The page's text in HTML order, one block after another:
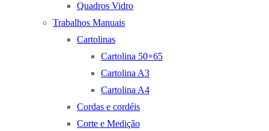
Quadros Vidro
Trabalhos Manuais
Cartolinas
Cartolina 50×65
Cartolina A3
Cartolina A4
Cordas e cordéis
Corte e Medição